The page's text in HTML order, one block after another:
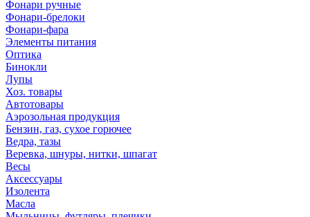
Фонари ручные
Фонари-брелоки
Фонари-фара
Элементы питания
Оптика
Бинокли
Лупы
Хоз. товары
Автотовары
Аэрозольная продукция
Бензин, газ, сухое горючее
Ведра, тазы
Веревка, шнуры, нитки, шпагат
Весы
Аксессуары
Изолента
Масла